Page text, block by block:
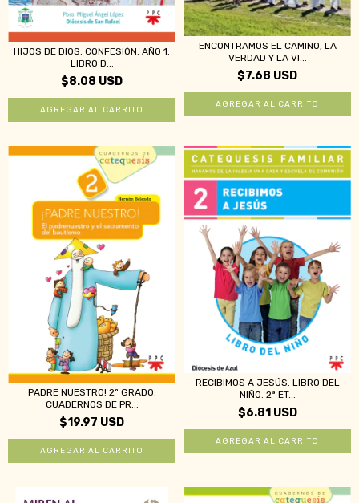
HIJOS DE DIOS. CONFESIÓN. AÑO 1.
LIBRO D...
$8.08 USD
ENCONTRAMOS EL CAMINO, LA
VERDAD Y LA VI...
$7.68 USD
PADRE NUESTRO! 2º GRADO.
CUADERNOS DE PR...
$19.97 USD
RECIBIMOS A JESÚS. LIBRO DEL
NIÑO. 2ª ET...
$6.81 USD